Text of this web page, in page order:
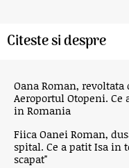
Citeste si despre
Oana Roman, revoltata
Aeroportul Otopeni.
in Romania
Fiica Oanei Roman,
spital. Ce a patit Isa in
scapat"